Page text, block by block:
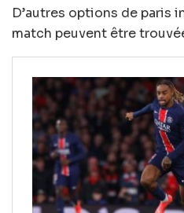
D’autres options de paris
match peuvent être